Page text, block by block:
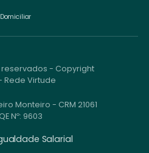
- Copyright
Rede Virtude
Monteiro - CRM 21061
Nº: 9603
Salarial